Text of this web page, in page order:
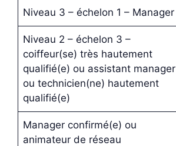
Niveau 3 – échelon 1 – Manager
Niveau 2 – échelon 3 –
coiffeur(se) très hautement
qualifié(e) ou assistant manager
ou technicien(ne) hautement
qualifié(e)
Manager confirmé(e) ou
animateur de réseau